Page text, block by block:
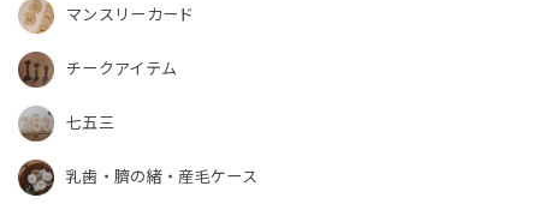
マンスリーカード
チークアイテム
七五三
乳歯・臍の緒・産毛ケース